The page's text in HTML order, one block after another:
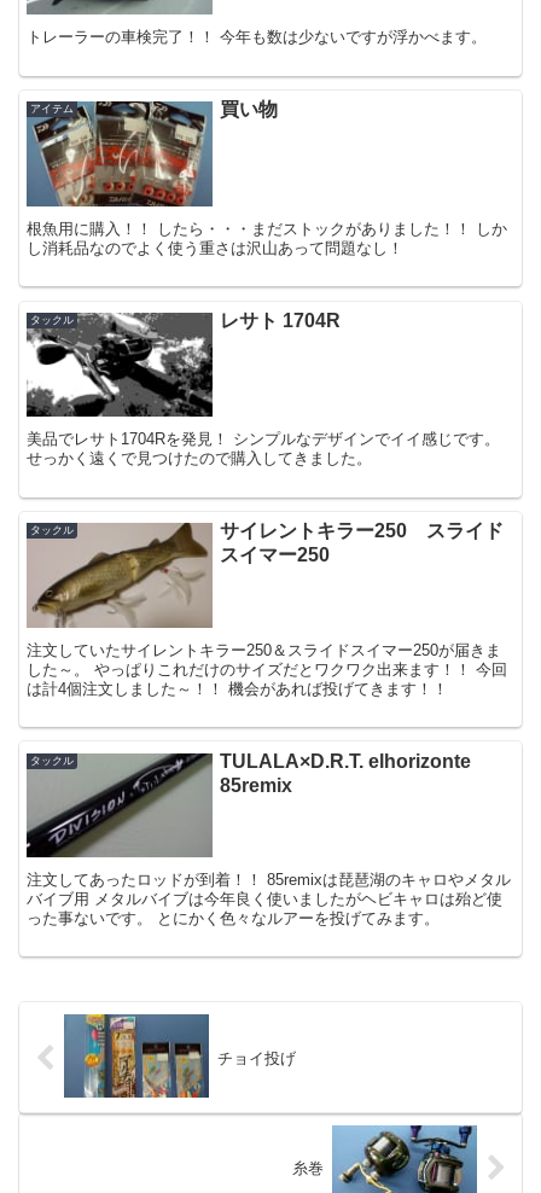
トレーラーの車検完了！！ 今年も数は少ないですが浮かべます。
アイテム 買い物
根魚用に購入！！ したら・・・まだストックがありました！！ しか
し消耗品なのでよく使う重さは沢山あって問題なし！
タックル レサト 1704R
美品でレサト1704Rを発見！ シンプルなデザインでイイ感じです。
せっかく遠くで見つけたので購入してきました。
タックル
サイレントキラー250 スライド
スイマー250
注文していたサイレントキラー250＆スライドスイマー250が届きま
した～。 やっぱりこれだけのサイズだとワクワク出来ます！！ 今回
は計4個注文しました～！！ 機会があれば投げてきます！！
タックル
TULALA×D.R.T. elhorizonte
85remix
注文してあったロッドが到着！！ 85remixは琵琶湖のキャロやメタル
バイブ用 メタルバイブは今年良く使いましたがヘビキャロは殆ど使
った事ないです。 とにかく色々なルアーを投げてみます。
チョイ投げ
糸巻